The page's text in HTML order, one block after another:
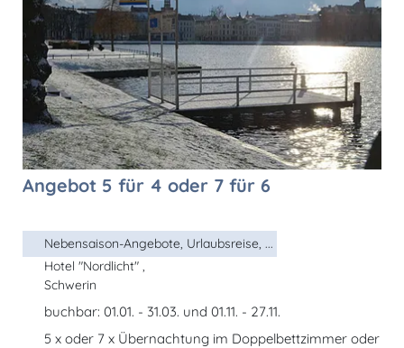
Angebot 5 für 4 oder 7 für 6
Nebensaison-Angebote, Urlaubsreise, ...
Hotel "Nordlicht" ,
Schwerin
buchbar: 01.01. - 31.03. und 01.11. - 27.11.
5 x oder 7 x Übernachtung im Doppelbettzimmer oder